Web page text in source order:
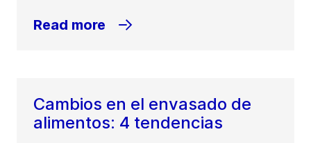
Read more
Cambios en el envasado de
alimentos: 4 tendencias